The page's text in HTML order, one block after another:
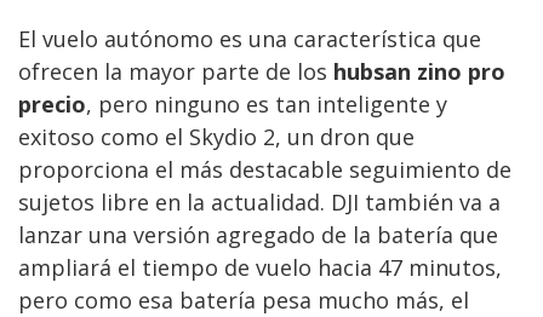
El vuelo autónomo es una característica que
ofrecen la mayor parte de los hubsan zino pro
precio, pero ninguno es tan inteligente y
exitoso como el Skydio 2, un dron que
proporciona el más destacable seguimiento de
sujetos libre en la actualidad. DJI también va a
lanzar una versión agregado de la batería que
ampliará el tiempo de vuelo hacia 47 minutos,
pero como esa batería pesa mucho más, el